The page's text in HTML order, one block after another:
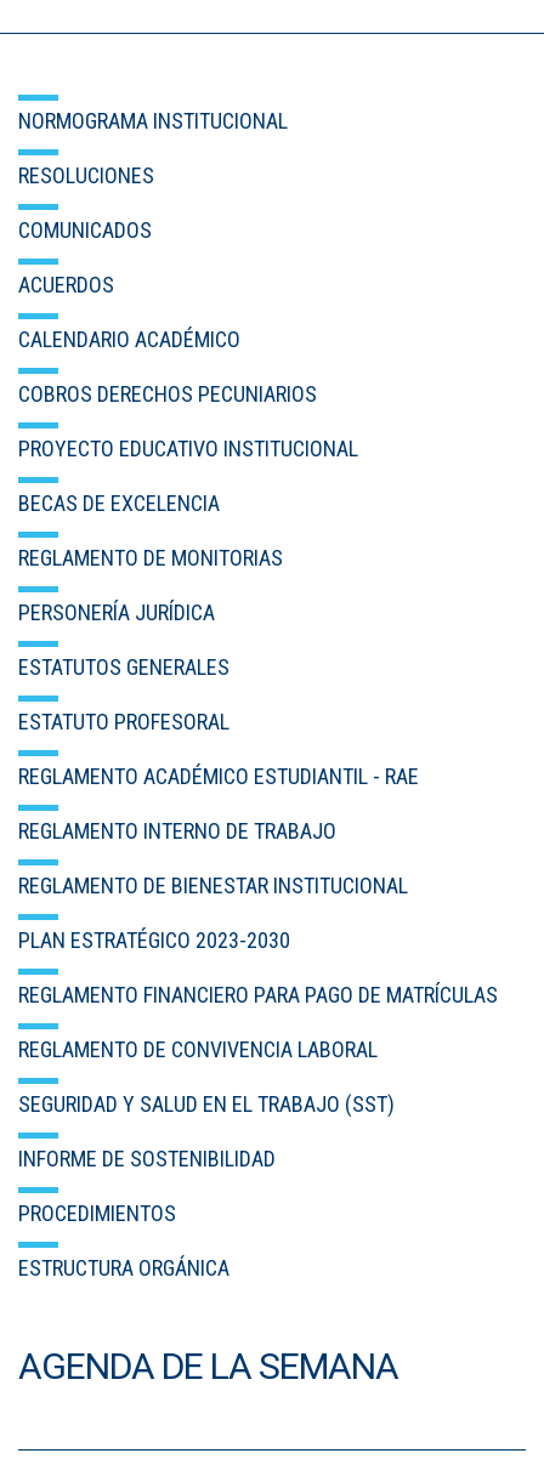
NORMOGRAMA INSTITUCIONAL
RESOLUCIONES
COMUNICADOS
ACUERDOS
CALENDARIO ACADÉMICO
COBROS DERECHOS PECUNIARIOS
PROYECTO EDUCATIVO INSTITUCIONAL
BECAS DE EXCELENCIA
REGLAMENTO DE MONITORIAS
PERSONERÍA JURÍDICA
ESTATUTOS GENERALES
ESTATUTO PROFESORAL
REGLAMENTO ACADÉMICO ESTUDIANTIL - RAE
REGLAMENTO INTERNO DE TRABAJO
REGLAMENTO DE BIENESTAR INSTITUCIONAL
PLAN ESTRATÉGICO 2023-2030
REGLAMENTO FINANCIERO PARA PAGO DE MATRÍCULAS
REGLAMENTO DE CONVIVENCIA LABORAL
SEGURIDAD Y SALUD EN EL TRABAJO (SST)
INFORME DE SOSTENIBILIDAD
PROCEDIMIENTOS
ESTRUCTURA ORGÁNICA
AGENDA DE LA SEMANA